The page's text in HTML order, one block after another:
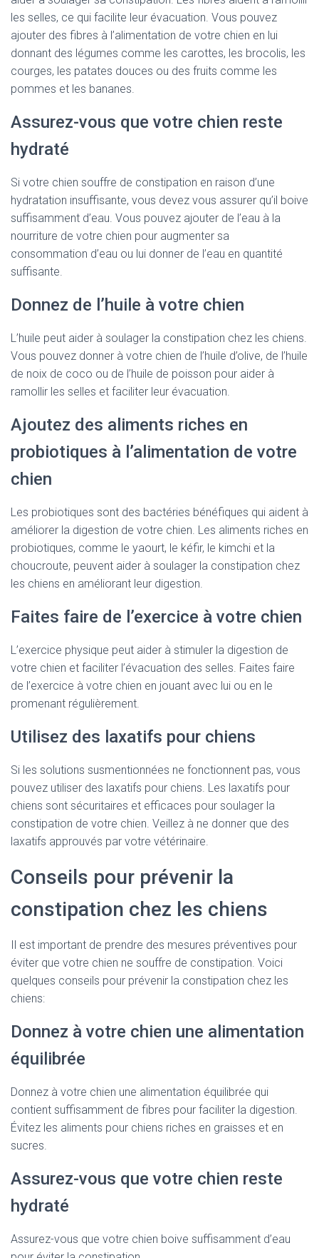
les selles, ce qui facilite leur évacuation. Vous pouvez
ajouter des fibres à l’alimentation de votre chien en lui
donnant des légumes comme les carottes, les brocolis, les
courges, les patates douces ou des fruits comme les
pommes et les bananes.
Assurez-vous que votre chien reste
hydraté
Si votre chien souffre de constipation en raison d’une
hydratation insuffisante, vous devez vous assurer qu’il boive
suffisamment d’eau. Vous pouvez ajouter de l’eau à la
nourriture de votre chien pour augmenter sa
consommation d’eau ou lui donner de l’eau en quantité
suffisante.
Donnez de l’huile à votre chien
L’huile peut aider à soulager la constipation chez les chiens.
Vous pouvez donner à votre chien de l’huile d’olive, de l’huile
de noix de coco ou de l’huile de poisson pour aider à
ramollir les selles et faciliter leur évacuation.
Ajoutez des aliments riches en
probiotiques à l’alimentation de votre
chien
Les probiotiques sont des bactéries bénéfiques qui aident à
améliorer la digestion de votre chien. Les aliments riches en
probiotiques, comme le yaourt, le kéfir, le kimchi et la
choucroute, peuvent aider à soulager la constipation chez
les chiens en améliorant leur digestion.
Faites faire de l’exercice à votre chien
L’exercice physique peut aider à stimuler la digestion de
votre chien et faciliter l’évacuation des selles. Faites faire
de l’exercice à votre chien en jouant avec lui ou en le
promenant régulièrement.
Utilisez des laxatifs pour chiens
Si les solutions susmentionnées ne fonctionnent pas, vous
pouvez utiliser des laxatifs pour chiens. Les laxatifs pour
chiens sont sécuritaires et efficaces pour soulager la
constipation de votre chien. Veillez à ne donner que des
laxatifs approuvés par votre vétérinaire.
Conseils pour prévenir la
constipation chez les chiens
Il est important de prendre des mesures préventives pour
éviter que votre chien ne souffre de constipation. Voici
quelques conseils pour prévenir la constipation chez les
chiens:
Donnez à votre chien une alimentation
équilibrée
Donnez à votre chien une alimentation équilibrée qui
contient suffisamment de fibres pour faciliter la digestion.
Évitez les aliments pour chiens riches en graisses et en
sucres.
Assurez-vous que votre chien reste
hydraté
Assurez-vous que votre chien boive suffisamment d’eau